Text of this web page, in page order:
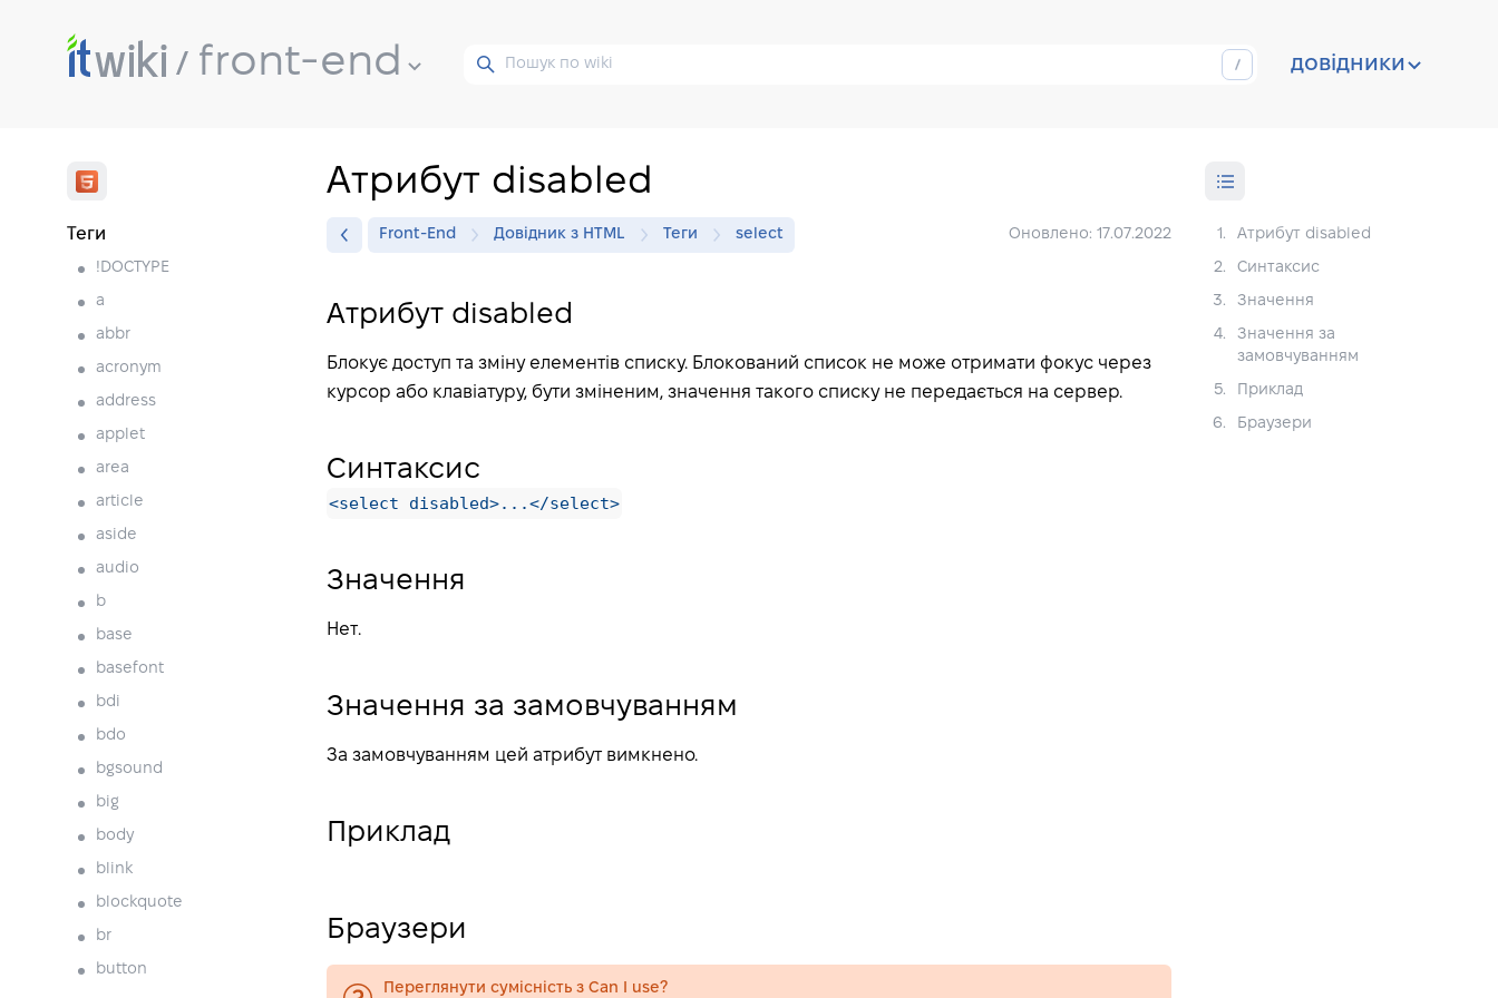
front-end довідники
Теги
!DOCTYPE
a
abbr
acronym
address
applet
area
article
aside
audio
b
base
basefont
bdi
bdo
bgsound
big
body
blink
blockquote
br
button
Атрибут disabled
Front-End Довідник з HTML Теги select Оновлено: 17.07.2022
Атрибут disabled
Блокує доступ та зміну елементів списку. Блокований список не може отримати фокус через
курсор або клавіатуру, бути зміненим, значення такого списку не передається на сервер.
Синтаксис
<select disabled>...</select>
Значення
Нет.
Значення за замовчуванням
За замовчуванням цей атрибут вимкнено.
Приклад
Браузери
Переглянути сумісність з Can I use?
1. Атрибут disabled
2. Синтаксис
3. Значення
4.
Значення за
замовчуванням
5. Приклад
6. Браузери